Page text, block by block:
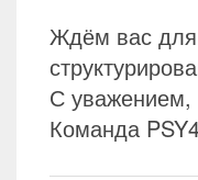
Ждём вас для
С уважением,
Команда